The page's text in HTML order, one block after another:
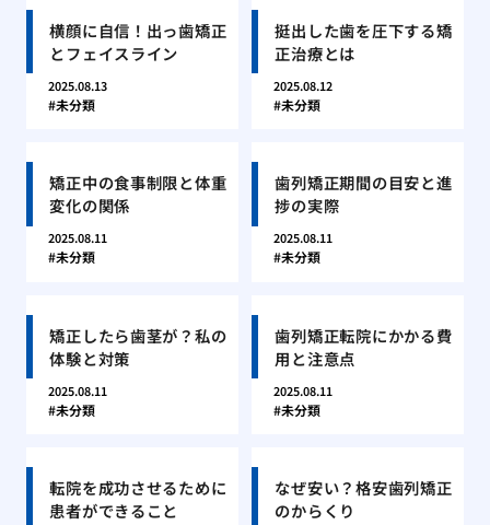
横顔に自信！出っ歯矯正
とフェイスライン
2025.08.13
未分類
挺出した歯を圧下する矯
正治療とは
2025.08.12
未分類
矯正中の食事制限と体重
変化の関係
2025.08.11
未分類
歯列矯正期間の目安と進
捗の実際
2025.08.11
未分類
矯正したら歯茎が？私の
体験と対策
2025.08.11
未分類
歯列矯正転院にかかる費
用と注意点
2025.08.11
未分類
転院を成功させるために
患者ができること
なぜ安い？格安歯列矯正
のからくり